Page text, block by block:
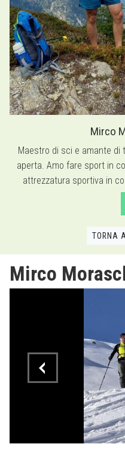
Mirco
Maestro di sci e amante di
aperta. Amo fare sport in
attrezzatura sportiva in
TORNA
Mirco